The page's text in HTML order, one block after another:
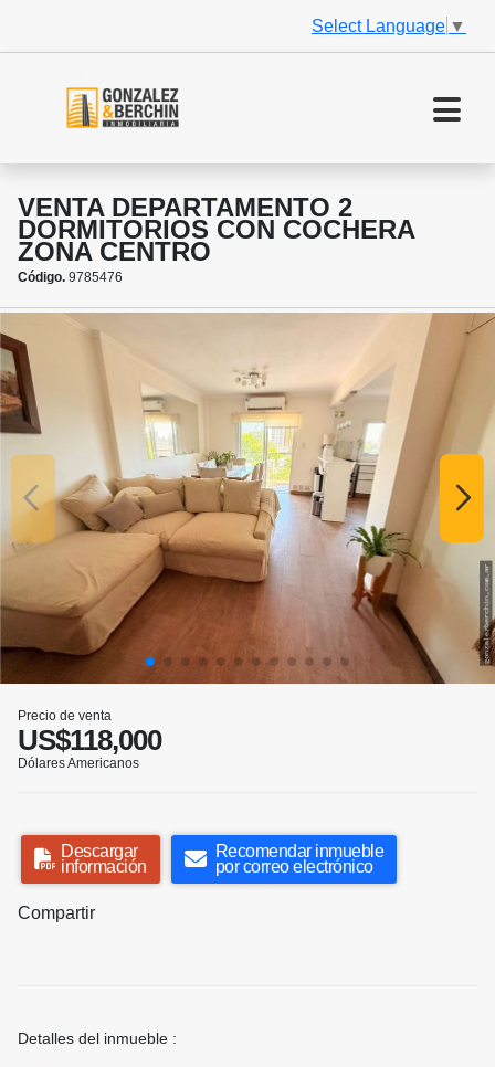
Select Language ▼
VENTA DEPARTAMENTO 2
DORMITORIOS CON COCHERA
ZONA CENTRO
Código. 9785476
Precio de venta
US$118,000
Dólares Americanos
Descargar
información
Recomendar inmueble
por correo electrónico
Compartir
Detalles del inmueble :